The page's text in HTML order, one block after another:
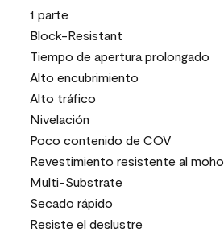
1 parte
Block-Resistant
Tiempo de apertura prolongado
Alto encubrimiento
Alto tráfico
Nivelación
Poco contenido de COV
Revestimiento resistente al moho
Multi-Substrate
Secado rápido
Resiste el deslustre